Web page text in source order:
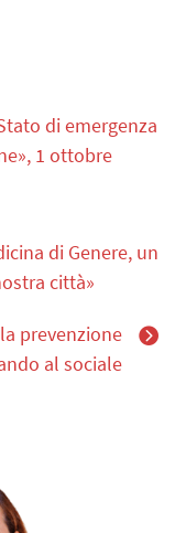
di emergenza
1 ottobre
di Genere, un
città»
prevenzione
al sociale